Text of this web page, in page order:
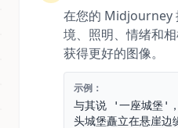
在您的 Midjourney
境、照明、情绪和
获得更好的图像。
示例：
与其说 '一座城堡'
头城堡矗立在悬崖边